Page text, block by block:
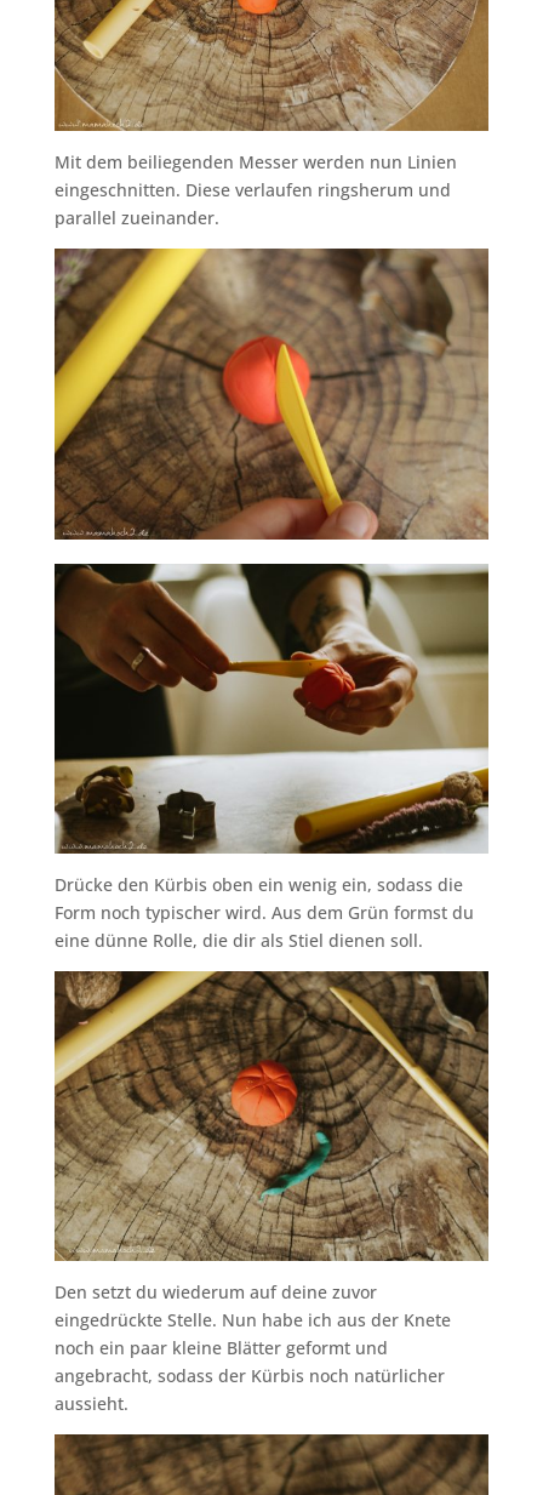
Mit dem beiliegenden Messer werden nun Linien
eingeschnitten. Diese verlaufen ringsherum und
parallel zueinander.
Drücke den Kürbis oben ein wenig ein, sodass die
Form noch typischer wird. Aus dem Grün formst du
eine dünne Rolle, die dir als Stiel dienen soll.
Den setzt du wiederum auf deine zuvor
eingedrückte Stelle. Nun habe ich aus der Knete
noch ein paar kleine Blätter geformt und
angebracht, sodass der Kürbis noch natürlicher
aussieht.